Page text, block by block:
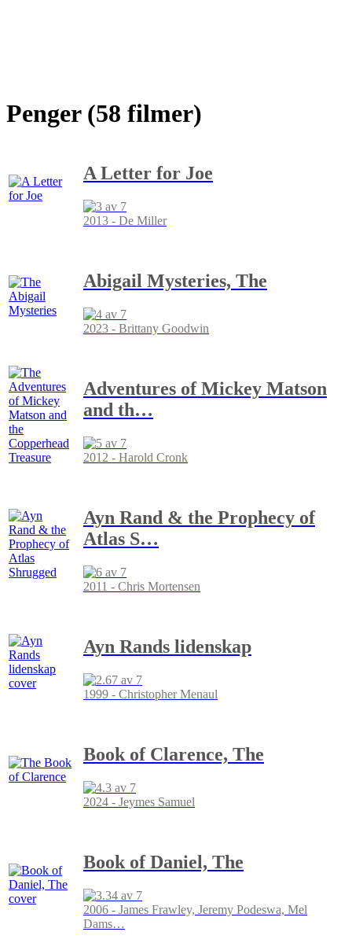
Penger (58 filmer)
A Letter for Joe
2013 - De Miller
Abigail Mysteries, The
2023 - Brittany Goodwin
Adventures of Mickey Matson
and th…
2012 - Harold Cronk
Ayn Rand & the Prophecy of
Atlas S…
2011 - Chris Mortensen
Ayn Rands lidenskap
1999 - Christopher Menaul
Book of Clarence, The
2024 - Jeymes Samuel
Book of Daniel, The
2006 - James Frawley, Jeremy Podeswa, Mel
Dams…